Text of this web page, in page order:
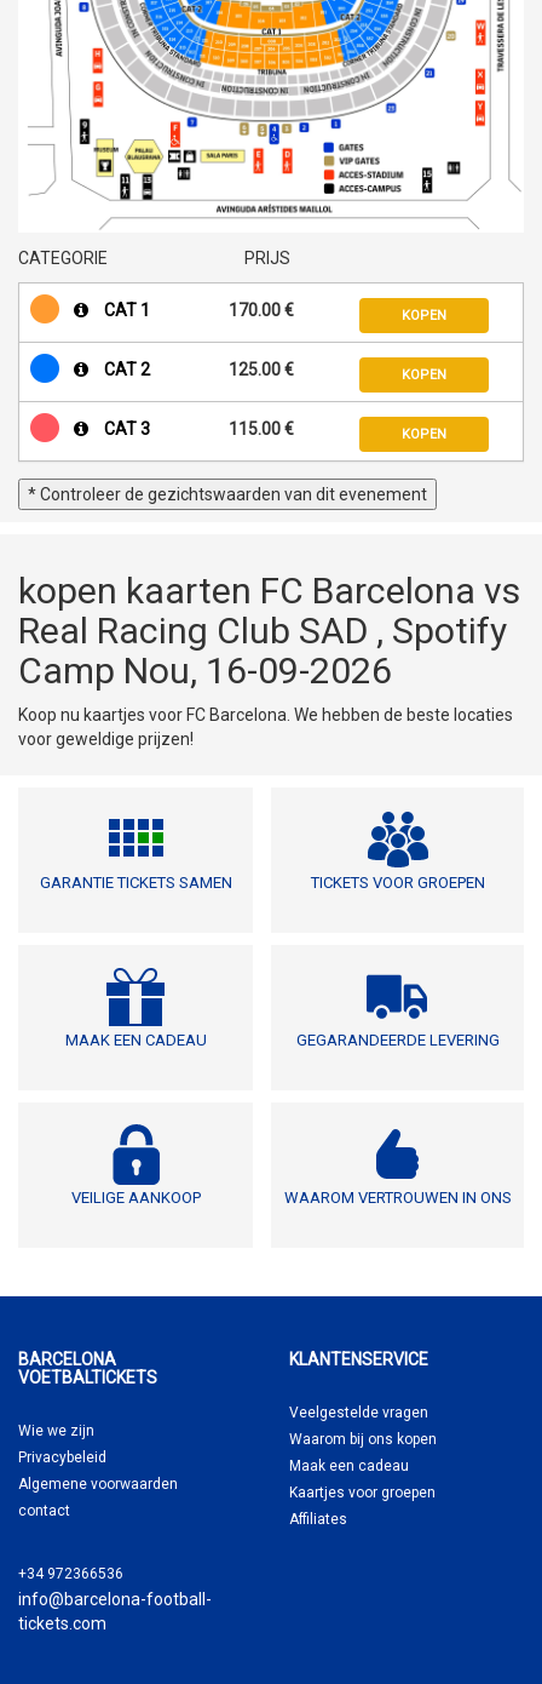
CATEGORIE PRIJS
CAT 1 170.00 € KOPEN
CAT 2 125.00 € KOPEN
CAT 3 115.00 € KOPEN
* Controleer de gezichtswaarden van dit evenement
kopen kaarten FC Barcelona vs
Real Racing Club SAD , Spotify
Camp Nou, 16-09-2026
Koop nu kaartjes voor FC Barcelona. We hebben de beste locaties
voor geweldige prijzen!
GARANTIE TICKETS SAMEN TICKETS VOOR GROEPEN
MAAK EEN CADEAU GEGARANDEERDE LEVERING
VEILIGE AANKOOP WAAROM VERTROUWEN IN ONS
BARCELONA
VOETBALTICKETS
Wie we zijn
Privacybeleid
Algemene voorwaarden
contact
+34 972366536
info@barcelona-football-
tickets.com
KLANTENSERVICE
Veelgestelde vragen
Waarom bij ons kopen
Maak een cadeau
Kaartjes voor groepen
Affiliates